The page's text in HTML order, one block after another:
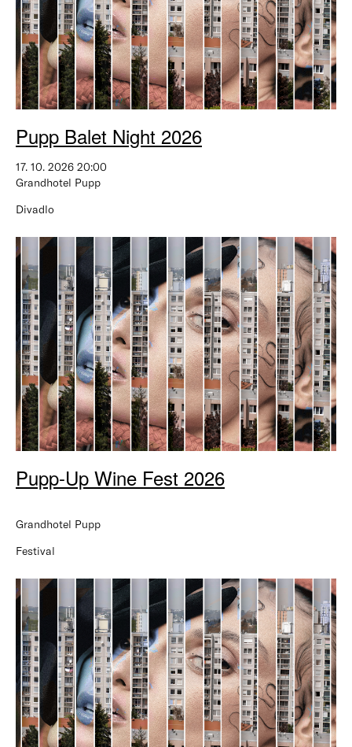
Pupp Balet Night 2026
17. 10. 2026 20:00
Grandhotel Pupp
Divadlo
Pupp-Up Wine Fest 2026
Grandhotel Pupp
Festival